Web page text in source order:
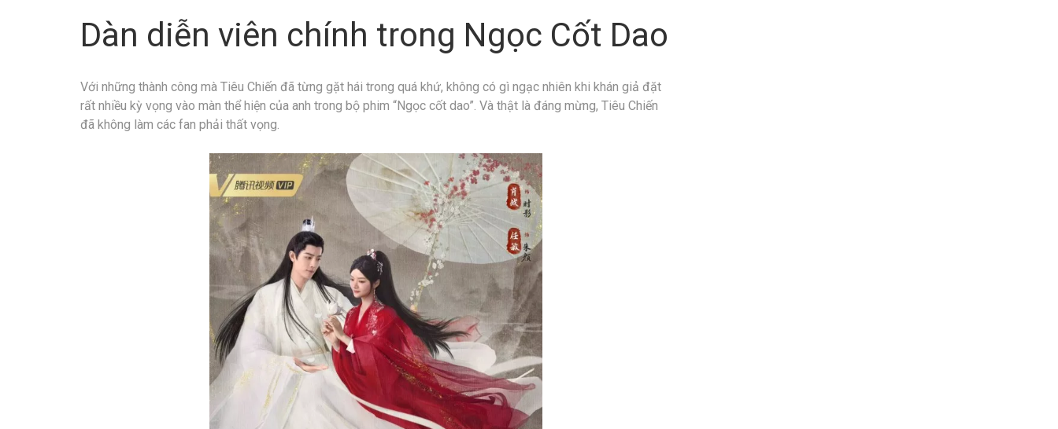
Dàn diễn viên chính trong Ngọc Cốt Dao
Với những thành công mà Tiêu Chiến đã từng gặt hái trong quá khứ, không có gì ngạc nhiên khi khán giả đặt
rất nhiều kỳ vọng vào màn thể hiện của anh trong bộ phim “Ngọc cốt dao”. Và thật là đáng mừng, Tiêu Chiến
đã không làm các fan phải thất vọng.